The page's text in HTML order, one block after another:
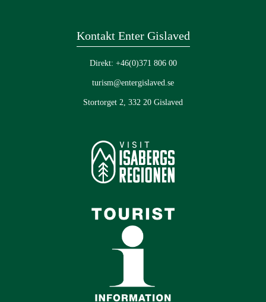
Kontakt Enter Gislaved
Direkt: +46(0)371 806 00
turism@entergislaved.se
Stortorget 2, 332 20 Gislaved